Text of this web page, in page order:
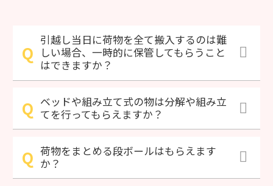
引越し当日に荷物を全て搬入するのは難
しい場合、一時的に保管してもらうこと
はできますか？
ベッドや組み立て式の物は分解や組み立
てを行ってもらえますか？
荷物をまとめる段ボールはもらえます
か？